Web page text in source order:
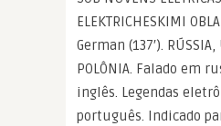
ELEKTRICHESKIMI
German (137′). RÚSSIA,
POLÔNIA. Falado em
inglês. Legendas
português. Indicado